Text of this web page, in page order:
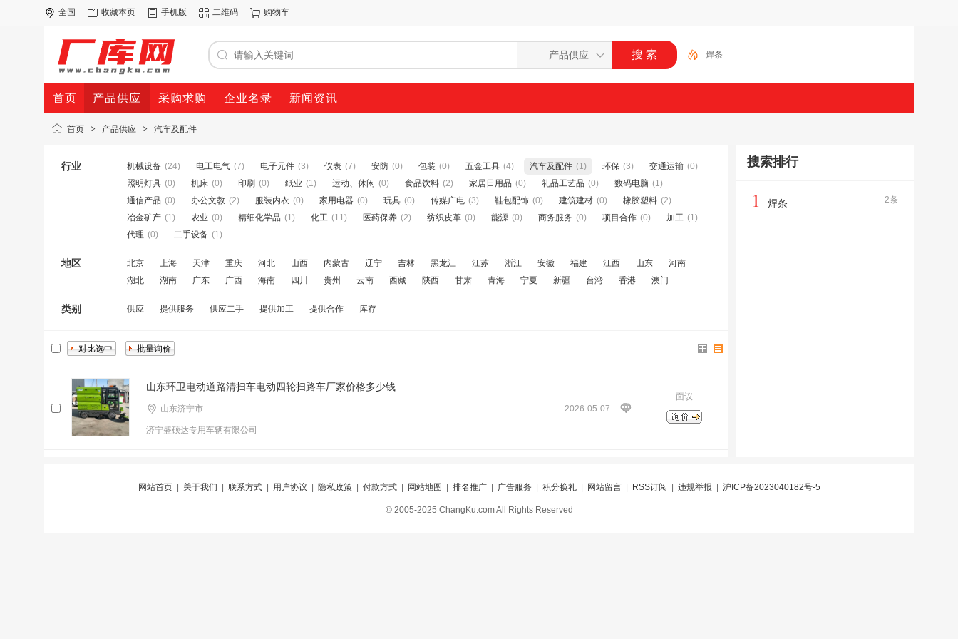
全国 收藏本页 手机版 二维码 购物车
焊条
首页 产品供应 采购求购 企业名录 新闻资讯
首页 > 产品供应 > 汽车及配件
行业 机械设备 (24) 电工电气 (7) 电子元件 (3) 仪表 (7) 安防 (0) 包装 (0) 五金工具 (4) 汽车及配件 (1) 环保 (3) 交通运输 (0)
照明灯具 (0) 机床 (0) 印刷 (0) 纸业 (1) 运动、休闲 (0) 食品饮料 (2) 家居日用品 (0) 礼品工艺品 (0) 数码电脑 (1)
通信产品 (0) 办公文教 (2) 服装内衣 (0) 家用电器 (0) 玩具 (0) 传媒广电 (3) 鞋包配饰 (0) 建筑建材 (0) 橡胶塑料 (2)
冶金矿产 (1) 农业 (0) 精细化学品 (1) 化工 (11) 医药保养 (2) 纺织皮革 (0) 能源 (0) 商务服务 (0) 项目合作 (0) 加工 (1)
代理 (0) 二手设备 (1)
地区 北京 上海 天津 重庆 河北 山西 内蒙古 辽宁 吉林 黑龙江 江苏 浙江 安徽 福建 江西 山东
河南
湖北
湖南 广东 广西 海南 四川 贵州 云南 西藏 陕西 甘肃 青海 宁夏 新疆 台湾 香港 澳门
类别 供应 提供服务 供应二手 提供加工 提供合作 库存
山东环卫电动道路清扫车电动四轮扫路车厂家价格多少钱
2026-05-07
山东济宁市
济宁盛硕达专用车辆有限公司
面议
搜索排行
2条
1 焊条
网站首页| 关于我们 联系方式| 用户协议 隐私政策| 付款方式| 网站地图 排名推广| 广告服务 积分换礼| 网站留言| RSS订阅 违规举报 沪ICP备2023040182号-5
© 2005-2025 ChangKu.com All Rights Reserved